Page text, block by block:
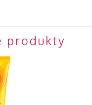
produkty